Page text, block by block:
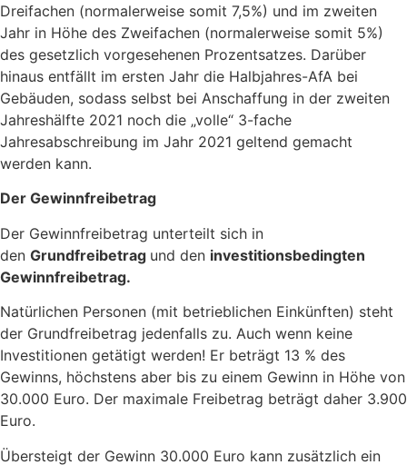
Dreifachen (normalerweise somit 7,5%) und im zweiten
Jahr in Höhe des Zweifachen (normalerweise somit 5%)
des gesetzlich vorgesehenen Prozentsatzes. Darüber
hinaus entfällt im ersten Jahr die Halbjahres-AfA bei
Gebäuden, sodass selbst bei Anschaffung in der zweiten
Jahreshälfte 2021 noch die „volle“ 3-fache
Jahresabschreibung im Jahr 2021 geltend gemacht
werden kann.
Der Gewinnfreibetrag
Der Gewinnfreibetrag unterteilt sich in
den Grundfreibetrag und den investitionsbedingten
Gewinnfreibetrag.
Natürlichen Personen (mit betrieblichen Einkünften) steht
der Grundfreibetrag jedenfalls zu. Auch wenn keine
Investitionen getätigt werden! Er beträgt 13 % des
Gewinns, höchstens aber bis zu einem Gewinn in Höhe von
30.000 Euro. Der maximale Freibetrag beträgt daher 3.900
Euro.
Übersteigt der Gewinn 30.000 Euro kann zusätzlich ein